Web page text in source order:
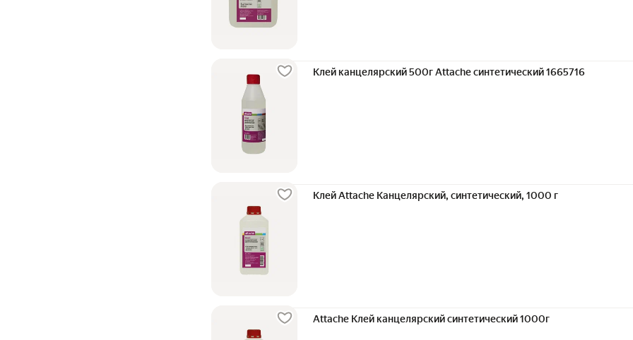
Клей канцелярский 500г Attache синтетический 1665716
Клей Attache Канцелярский, синтетический, 1000 г
Attache Клей канцелярский синтетический 1000г